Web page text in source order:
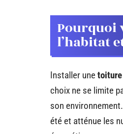
Pourquoi
l’habitat
Installer une
choix ne se limite
son
été et atténue les